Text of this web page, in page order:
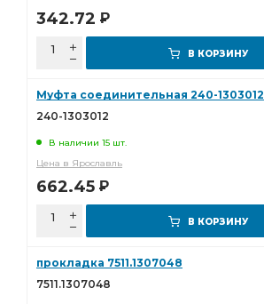
342.72 Р
В КОРЗИНУ
Муфта соединительная 240-1303012
240-1303012
В наличии 15 шт.
Цена в Ярославль
662.45 Р
В КОРЗИНУ
прокладка 7511.1307048
7511.1307048